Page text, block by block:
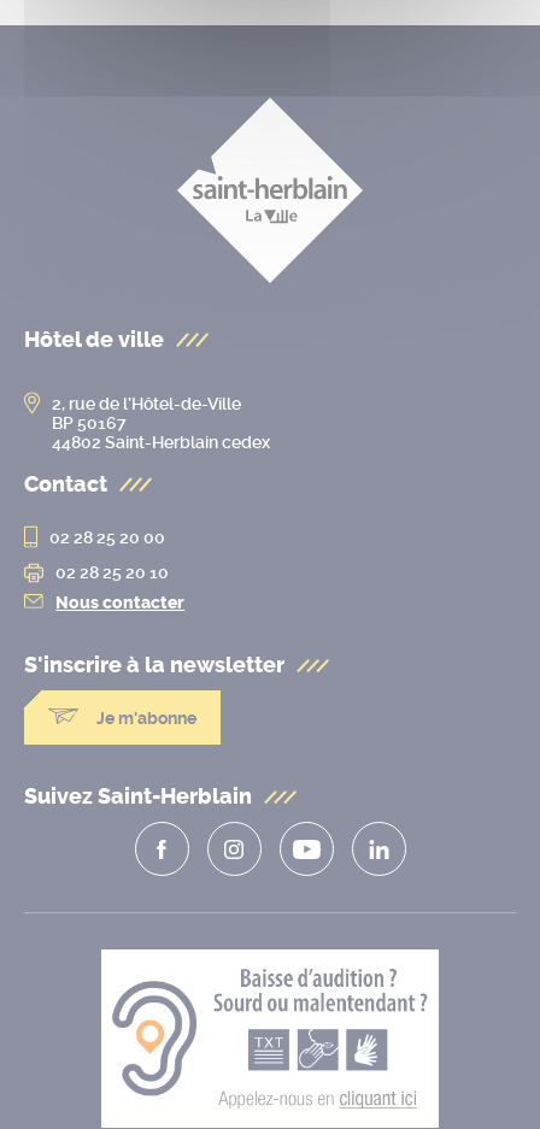
Hôtel de ville
2, rue de l’Hôtel-de-Ville
BP 50167
44802 Saint-Herblain cedex
Contact
02 28 25 20 00
02 28 25 20 10
Nous contacter
S'inscrire à la newsletter
Je m'abonne
Suivez Saint-Herblain